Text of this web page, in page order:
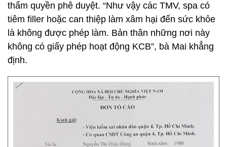
thẩm quyền phê duyệt. “Như vậy các TMV, spa có
tiêm filler hoặc can thiệp làm xâm hại đến sức khỏe
là không được phép làm. Bản thân những nơi này
không có giấy phép hoạt động KCB”, bà Mai khẳng
định.